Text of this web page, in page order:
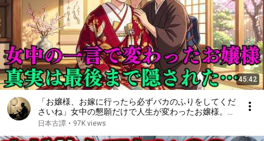
45:42
「お嬢様、お嫁に行ったら必ずバカのふりをしてくだ
さいね」女中の懇願だけで人生が変わったお嬢様。そ
して女中が最後まで隠した真実…|昔話|説話|野談|時代
日本古譚 • 97K views